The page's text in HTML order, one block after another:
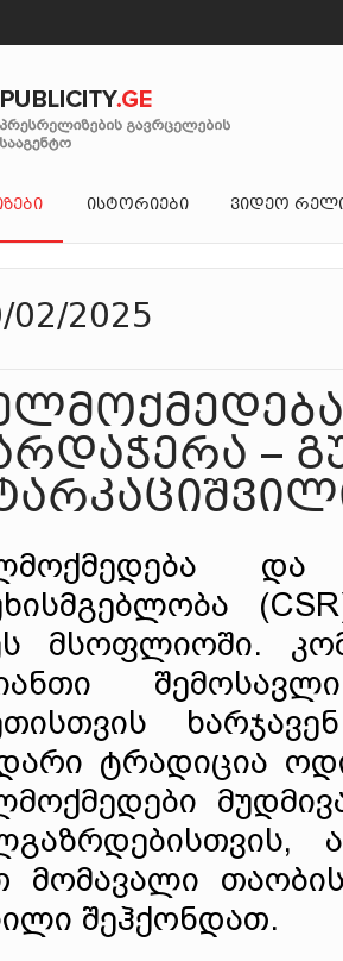
ᲘᲡᲢᲝᲠᲘᲔᲑᲘ ᲕᲘᲓᲔᲝ
02/2025
–
მსოფლიოში.
ტრადიცია
მომავალი
შეჰქონდათ.